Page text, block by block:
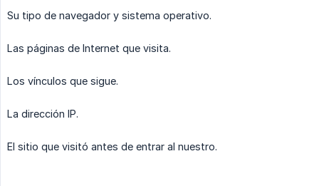
Su tipo de navegador y sistema operativo.
Las páginas de Internet que visita.
Los vínculos que sigue.
La dirección IP.
El sitio que visitó antes de entrar al nuestro.